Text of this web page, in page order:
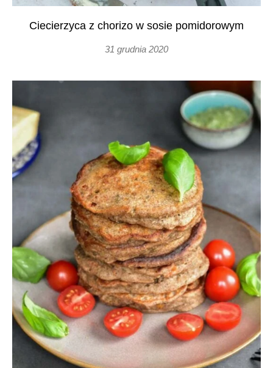
Ciecierzyca z chorizo w sosie pomidorowym
31 grudnia 2020